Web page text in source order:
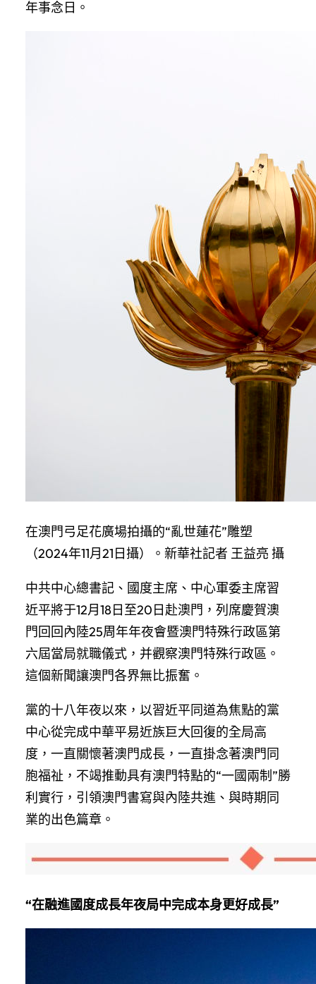
年事念日。
在澳門弓足花廣場拍攝的“亂世蓮花”雕塑
（2024年11月21日攝）。新華社記者 王益亮 攝
中共中心總書記、國度主席、中心軍委主席習
近平將于12月18日至20日赴澳門，列席慶賀澳
門回回內陸25周年年夜會暨澳門特殊行政區第
六屆當局就職儀式，并觀察澳門特殊行政區。
這個新聞讓澳門各界無比振奮。
黨的十八年夜以來，以習近平同道為焦點的黨
中心從完成中華平易近族巨大回復的全局高
度，一直關懷著澳門成長，一直掛念著澳門同
胞福祉，不竭推動具有澳門特點的“一國兩制”勝
利實行，引領澳門書寫與內陸共進、與時期同
業的出色篇章。
“在融進國度成長年夜局中完成本身更好成長”